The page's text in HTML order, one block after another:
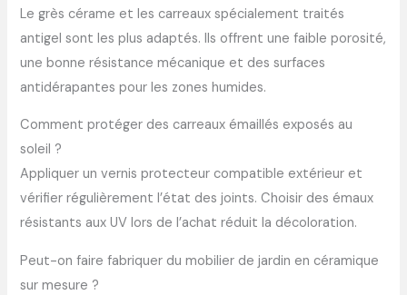
Le grès cérame et les carreaux spécialement traités
antigel sont les plus adaptés. Ils offrent une faible porosité,
une bonne résistance mécanique et des surfaces
antidérapantes pour les zones humides.
Comment protéger des carreaux émaillés exposés au
soleil ?
Appliquer un vernis protecteur compatible extérieur et
vérifier régulièrement l’état des joints. Choisir des émaux
résistants aux UV lors de l’achat réduit la décoloration.
Peut-on faire fabriquer du mobilier de jardin en céramique
sur mesure ?